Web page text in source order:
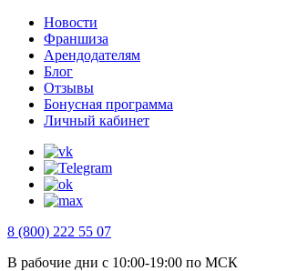
Новости
Франшиза
Арендодателям
Блог
Отзывы
Бонусная программа
Личный кабинет
8 (800) 222 55 07
В рабочие дни с 10:00-19:00 по МСК